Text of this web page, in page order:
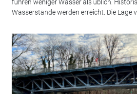
führen weniger Wasser als üblich.
Wasserstände werden erreicht. Die Lage